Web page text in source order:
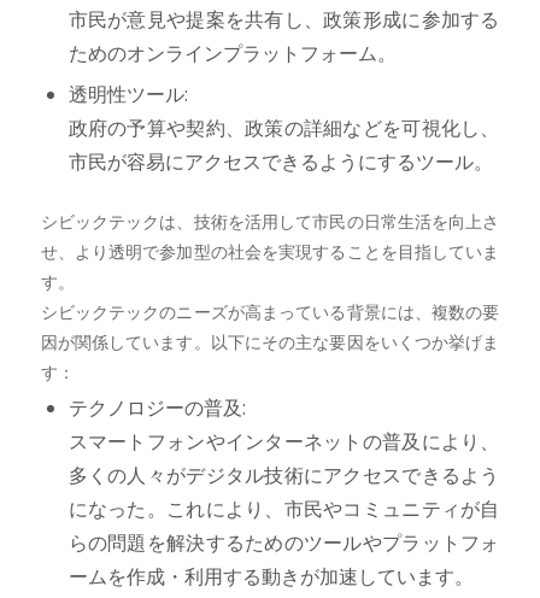
市民が意見や提案を共有し、政策形成に参加する
ためのオンラインプラットフォーム。
透明性ツール:
政府の予算や契約、政策の詳細などを可視化し、
市民が容易にアクセスできるようにするツール。
シビックテックは、技術を活用して市民の日常生活を向上さ
せ、より透明で参加型の社会を実現することを目指していま
す。
シビックテックのニーズが高まっている背景には、複数の要
因が関係しています。以下にその主な要因をいくつか挙げま
す：
テクノロジーの普及:
スマートフォンやインターネットの普及により、
多くの人々がデジタル技術にアクセスできるよう
になった。これにより、市民やコミュニティが自
らの問題を解決するためのツールやプラットフォ
ームを作成・利用する動きが加速しています。